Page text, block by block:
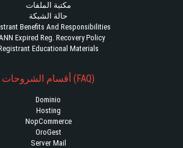
مكتبة الملفات
حالة الشبكة
Benefits And Responsibilities
Expired Reg. Recovery Policy
Educational Materials
أقسام الشروحات (FAQ)
Dominio
Hosting
NopCommerce
OroGest
Server Mail